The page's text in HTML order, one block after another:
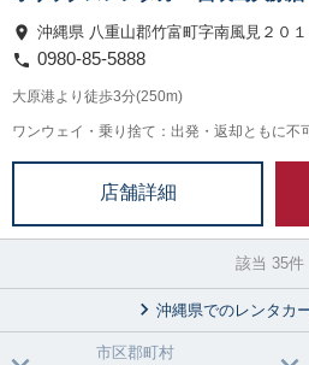
沖縄県 八重山郡竹富町字南風見２０１
0980-85-5888
大原港より徒歩3分(250m)
ワンウェイ・乗り捨て：出発・返却ともに不
店舗詳細
該当 35件
沖縄県でのレンタカ
市区郡町村